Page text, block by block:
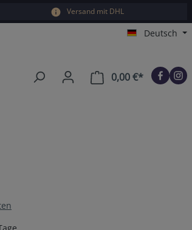
Versand mit DHL
Deutsch
0,00 €*Warenkorb